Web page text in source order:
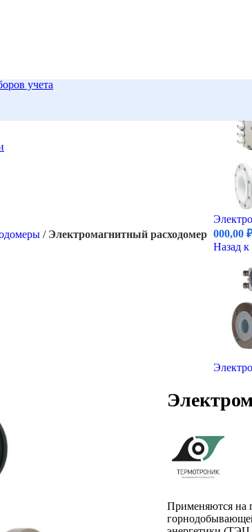
учета
/ Электромагнитный расходомер 000,00
Назад к
Применяются на